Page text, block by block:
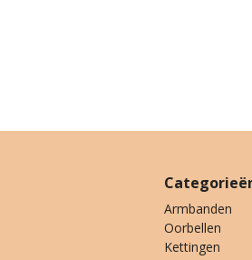
Armbanden
Oorbellen
Kettingen